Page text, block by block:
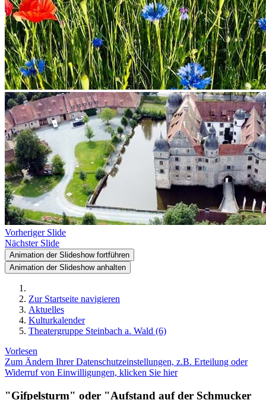
Vorheriger Slide
Nächster Slide
Animation der Slideshow fortführen
Animation der Slideshow anhalten
Zur Startseite navigieren
Aktuelles
Kulturkalender
Theatergruppe Steinbach a. Wald (6)
Vorlesen
Zum Ändern Ihrer Datenschutzeinstellungen, z.B. Erteilung oder
Widerruf von Einwilligungen, klicken Sie hier
"Gifpelsturm" oder "Aufstand auf der Schmucker